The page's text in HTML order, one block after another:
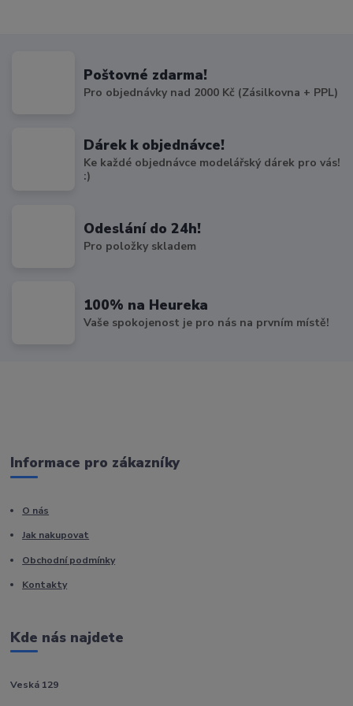
Poštovné zdarma!
Pro objednávky nad 2000 Kč (Zásilkovna + PPL)
Dárek k objednávce!
Ke každé objednávce modelářský dárek pro vás!
:)
Odeslání do 24h!
Pro položky skladem
100% na Heureka
Vaše spokojenost je pro nás na prvním místě!
Informace pro zákazníky
O nás
Jak nakupovat
Obchodní podmínky
Kontakty
Kde nás najdete
Veská 129